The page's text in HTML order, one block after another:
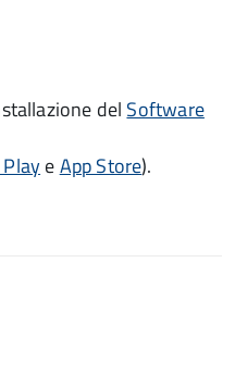
del Software
eApp Store).